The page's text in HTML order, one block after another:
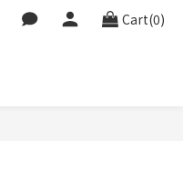
Cart(0)